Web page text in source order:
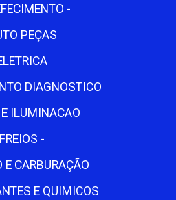
-
PEÇAS
DIAGNOSTICO
E ILUMINACAO
FREIOS -
E CARBURAÇÃO
E QUIMICOS